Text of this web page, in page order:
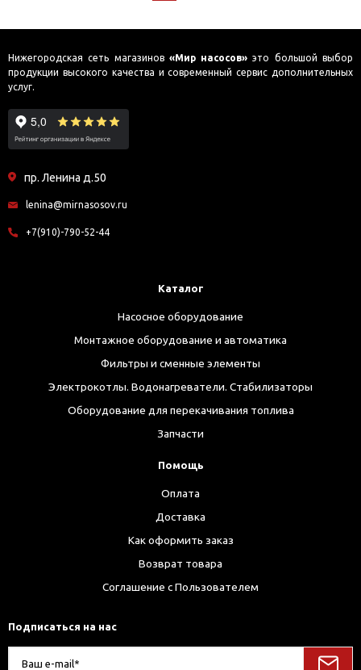
Нижегородская сеть магазинов «Мир насосов» это большой выбор
продукции высокого качества и современный сервис дополнительных
услуг.
пр. Ленина д.50
lenina@mirnasosov.ru
+7(910)-790-52-44
Каталог
Насосное оборудование
Монтажное оборудование и автоматика
Фильтры и сменные элементы
Электрокотлы. Водонагреватели. Стабилизаторы
Оборудование для перекачивания топлива
Запчасти
Помощь
Оплата
Доставка
Как оформить заказ
Возврат товара
Соглашение с Пользователем
Подписаться на нас